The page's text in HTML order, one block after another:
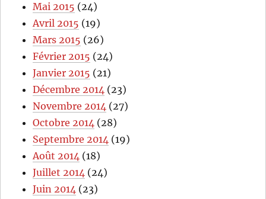
Mai 2015 (24)
Avril 2015 (19)
Mars 2015 (26)
Février 2015 (24)
Janvier 2015 (21)
Décembre 2014 (23)
Novembre 2014 (27)
Octobre 2014 (28)
Septembre 2014 (19)
Août 2014 (18)
Juillet 2014 (24)
Juin 2014 (23)